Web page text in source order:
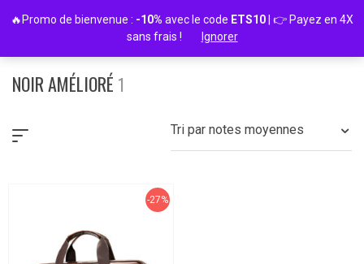
NOIR AMÉLIORÉ 1
Tri par notes moyennes
-27%
🔥Promo de bienvenue : -10% avec le code ETS10 | 👉 Payez en 4X
sans frais !
Ignorer